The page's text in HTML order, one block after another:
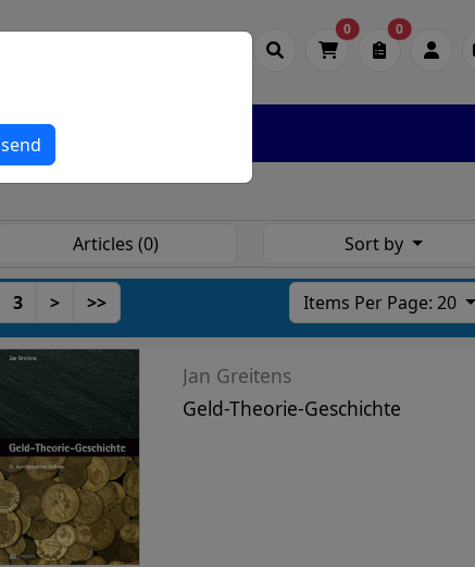
send
0 0
Open Access
Articles (0) Sort by
3 > >> Items Per Page: 20
Jan Greitens
Geld-Theorie-Geschichte